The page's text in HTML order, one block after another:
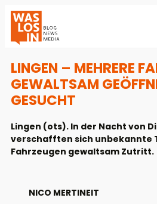
LINGEN – MEHRERE
GEWALTSAM
GESUCHT
Lingen (ots). In der Nacht von
verschafften sich unbekannte
Fahrzeugen gewaltsam Zutritt.
NICO MERTINEIT